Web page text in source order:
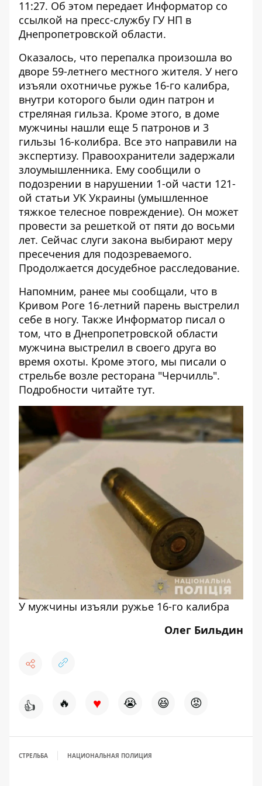
11:27. Об этом передает Информатор со
ссылкой на пресс-службу ГУ НП в
Днепропетровской области.
Оказалось, что перепалка произошла во
дворе 59-летнего местного жителя. У него
изъяли охотничье ружье 16-го калибра,
внутри которого были один патрон и
стреляная гильза. Кроме этого, в доме
мужчины нашли еще 5 патронов и 3
гильзы 16-колибра. Все это направили на
экспертизу. Правоохранители задержали
злоумышленника. Ему сообщили о
подозрении в нарушении 1-ой части 121-
ой статьи УК Украины (умышленное
тяжкое телесное повреждение). Он может
провести за решеткой от пяти до восьми
лет. Сейчас слуги закона выбирают меру
пресечения для подозреваемого.
Продолжается досудебное расследование.
Напомним, ранее мы сообщали, что в
Кривом Роге 16-летний парень выстрелил
себе в ногу. Также Информатор писал о
том, что в Днепропетровской области
мужчина выстрелил в своего друга во
время охоты. Кроме этого, мы писали о
стрельбе возле ресторана "Черчилль".
Подробности читайте тут.
У мужчины изъяли ружье 16-го калибра
Олег Бильдин
👍 🔥 ♥ 😭 😆 😡
СТРЕЛЬБА НАЦИОНАЛЬНАЯ ПОЛИЦИЯ